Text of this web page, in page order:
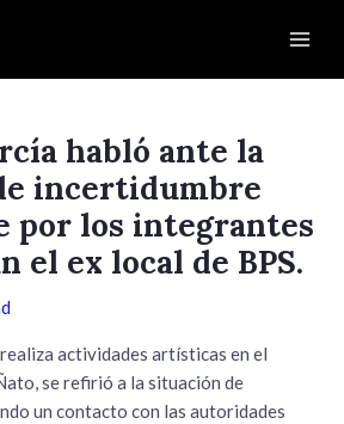
habló ante la
incertidumbre
por los integrantes
el ex local de BPS.
actividades artísticas en el
se refirió a la situación de
un contacto con las autoridades